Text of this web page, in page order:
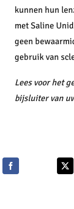
kunnen hun
met Saline
geen
gebruik van
Lees voor het
bijsluiter van